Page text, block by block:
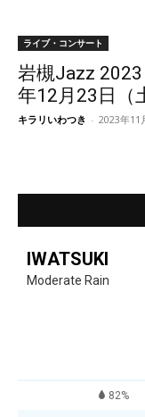
ライブ・コンサート
岩槻Jazz
年12月23日（
キラリいわつき - 2023年11
IWATSUKI
Moderate Rain
82%